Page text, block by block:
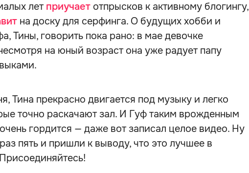
лет приучает отпрысков к активному блогингу,
на доску для серфинга. О будущих хобби и
Тины, говорить пока рано: в мае девочке
на юный возраст она уже радует папу
Тина прекрасно двигается под музыку и легко
точно раскачают зал. И Гуф таким врожденным
гордится — даже вот записал целое видео. Ну
пять и пришли к выводу, что это лучшее в